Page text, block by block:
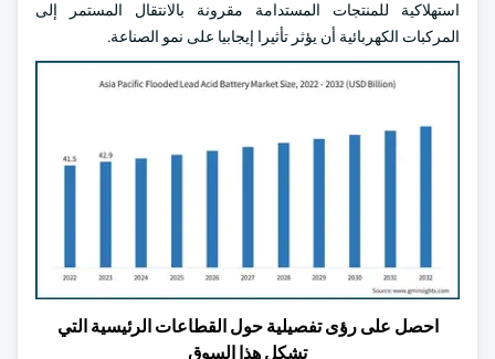
استهلاكية للمنتجات المستدامة مقرونة بالانتقال المستمر إلى
المركبات الكهربائية أن يؤثر تأثيرا إيجابيا على نمو الصناعة.
احصل على رؤى تفصيلية حول القطاعات الرئيسية التي
تشكل هذا السوق